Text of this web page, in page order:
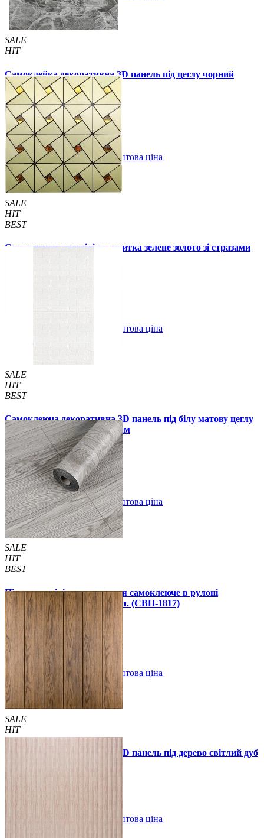
SALE
HIT
Самоклейка декоративна 3D панель під цеглу чорний
мармур 700x770x3мм
59 грн./шт 160 грн./шт
Купити В закладки Оптова ціна
SALE
HIT
BEST
Самоклеюча алюмінієва плитка зелене золото зі стразами
мозаїка 300х300х3мм (1172)
В закладки Оптова ціна
SALE
HIT
BEST
Самоклеюча декоративна 3D панель під білу матову цеглу
в рулоні 20 м 20000x700x3 мм
1850 грн./шт 2899 грн./шт
Купити В закладки Оптова ціна
SALE
HIT
BEST
Підлогове вінілове покриття самоклеюче в рулоні
3000х600х1,5мм, ціна за 1 шт. (СВП-1817)
990 грн. 1390 грн.
Купити В закладки Оптова ціна
SALE
HIT
Самоклеюча декоративна 3D панель під дерево світлий дуб
Оптова ціна